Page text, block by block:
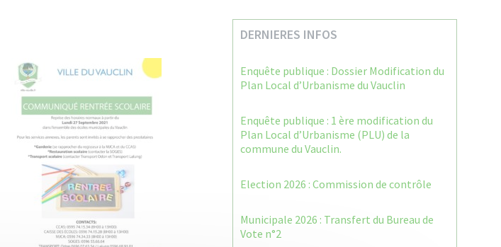
DERNIERES INFOS
Enquête publique : Dossier Modification du
Plan Local d’Urbanisme du Vauclin
Enquête publique : 1 ère modification du
Plan Local d’Urbanisme (PLU) de la
commune du Vauclin.
Election 2026 : Commission de contrôle
Municipale 2026 : Transfert du Bureau de
Vote n°2